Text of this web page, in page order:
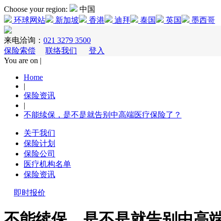
Choose your region:
中国
环球网站
新加坡 香港 迪拜 泰国 英国 墨西哥
来电洽询： 021 3279 3500
保险索偿
联络我们
登入
You are on |
Home
|
保险资讯
|
不能续保，是不是就告别中高端医疗保险了？
关于我们
保险计划
保险公司
医疗机构名单
保险资讯
即时报价